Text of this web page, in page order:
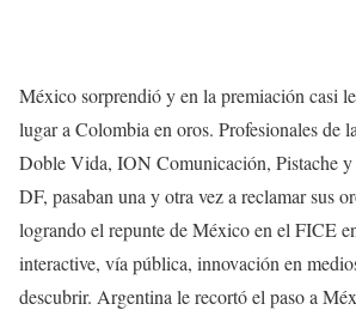
México sorprendió y en la premiación casi
lugar a Colombia en oros. Profesionales de
Doble Vida, ION Comunicación, Pistache y
DF, pasaban una y otra vez a reclamar sus
logrando el repunte de México en el FICE
interactive, vía pública, innovación en
descubrir. Argentina le recortó el paso a